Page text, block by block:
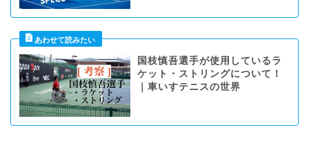
国枝慎吾選手が使用しているラ
ケット・ストリングについて！
｜車いすテニスの世界